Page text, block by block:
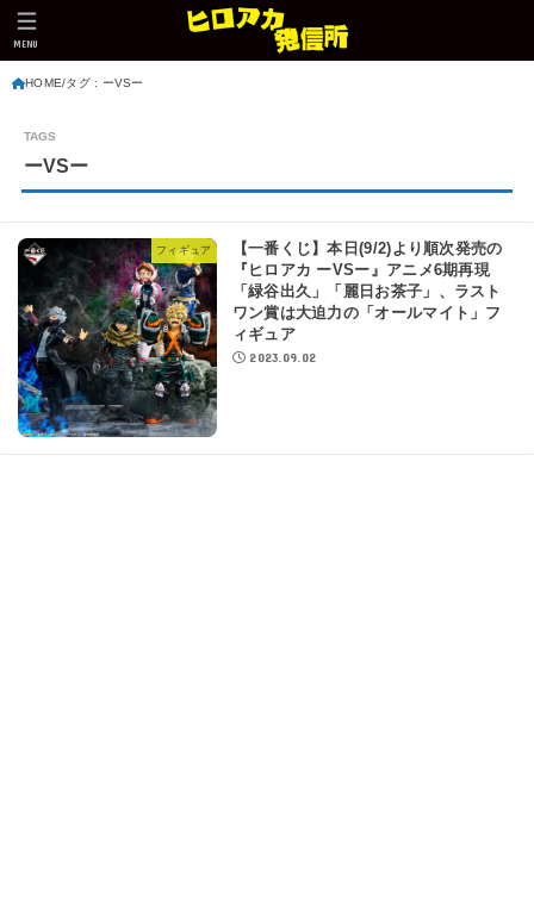
MENU
HOME タグ : ーVSー
ーVSー
フィギュア
【一番くじ】本日(9/2)より順次発売の
『ヒロアカ ーVSー』アニメ6期再現
「緑谷出久」「麗日お茶子」、ラスト
ワン賞は大迫力の「オールマイト」フ
ィギュア
2023.09.02